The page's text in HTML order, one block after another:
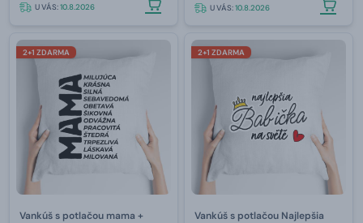
U VÁS:10.8.2026 U VÁS:10.8.2026
2+1 ZDARMA
Vankúš s potlačou mama +
2+1 ZDARMA
Vankúš s potlačou Najlepšia